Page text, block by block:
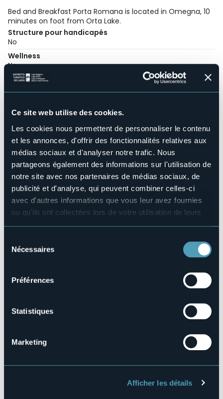
Ce site web utilise des cookies.
Les cookies nous permettent de personnaliser le contenu
et les annonces, d'offrir des fonctionnalités relatives aux
médias sociaux et d'analyser notre trafic. Nous
partageons également des informations sur l'utilisation de
notre site avec nos partenaires de médias sociaux, de
publicité et d'analyse, qui peuvent combiner celles-ci
avec d'autres informations que vous leur avez fournies
ou qu'ils ont collectées lors de votre utilisation de leurs
services.
manière de les gérer et de les supprimer,
cliquez ici
Nécessaires
Préférences
Statistiques
Marketing
Afficher les détails
Bed and Breakfast Porta Romana is located in Omegna, 10
minutes on foot from Orta Lake.
Structure pour handicapés
No
Wellness
No
Salles de conférences
No
Animaux acceptés
No
Nombres de chambres
Nombres de lits
E-mail
bb.portaromana@libero.it
+39 366 5058337
Codice CIR
103050-BEB-00007